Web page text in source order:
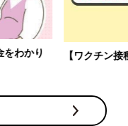
症対策、知っておいて！